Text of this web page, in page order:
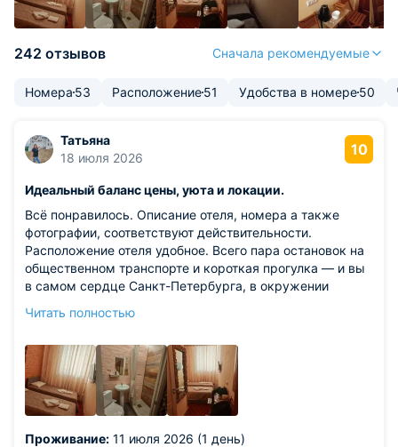
242 отзывов Сначала рекомендуемые
Номера 53 Расположение51 Удобства в номере50
Татьяна
18 июля 2026
10
Идеальный баланс цены, уюта и локации.
Всё понравилось. Описание отеля, номера а также
фотографии, соответствуют действительности.
Расположение отеля удобное. Всего пара остановок на
общественном транспорте и короткая прогулка — и вы
в самом сердце Санкт-Петербурга, в окружении
архитектуры.
полного комфорта — это полноценного места для
хранения вещей. В номере есть несколько крючков для
одежды, но для размещения гардероба их оказалось
слишком мало. Было бы здорово добавить хотя бы
Читать полностью
Проживание: 11 июля 2026 (1 день)